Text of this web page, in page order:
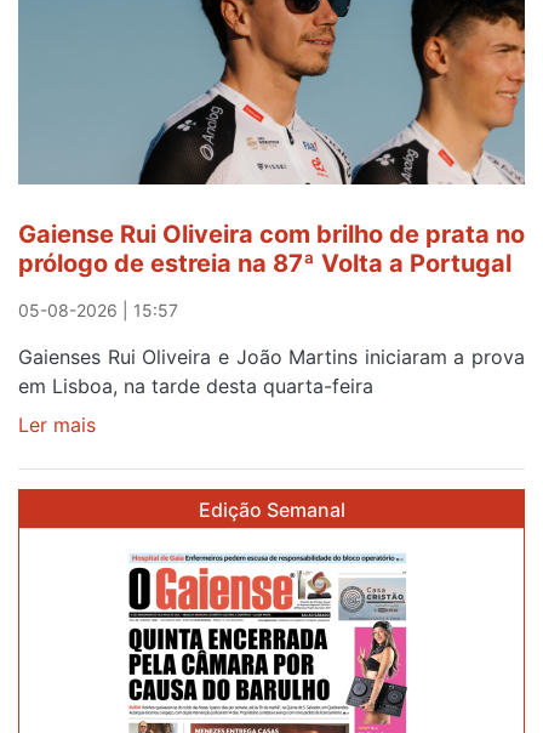
Gaiense Rui Oliveira com brilho de prata no
prólogo de estreia na 87ª Volta a Portugal
05-08-2026 | 15:57
Gaienses Rui Oliveira e João Martins iniciaram a prova
em Lisboa, na tarde desta quarta-feira
Ler mais
brilho
prata
prólogo
Edição Semanal